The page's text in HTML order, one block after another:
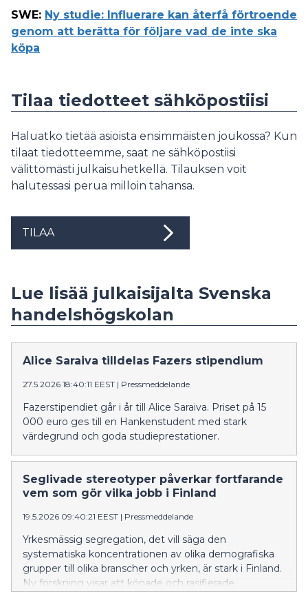
SWE: Ny studie: Influerare kan återfå förtroende
genom att berätta för följare vad de inte ska
köpa
Tilaa tiedotteet sähköpostiisi
Haluatko tietää asioista ensimmäisten joukossa? Kun
tilaat tiedotteemme, saat ne sähköpostiisi
välittömästi julkaisuhetkellä. Tilauksen voit
halutessasi perua milloin tahansa.
TILAA
Lue lisää julkaisijalta Svenska
handelshögskolan
Alice Saraiva tilldelas Fazers stipendium
27.5.2026 18:40:11 EEST | Pressmeddelande
Fazerstipendiet går i år till Alice Saraiva. Priset på 15
000 euro ges till en Hankenstudent med stark
värdegrund och goda studieprestationer.
Seglivade stereotyper påverkar fortfarande
vem som gör vilka jobb i Finland
19.5.2026 09:40:21 EEST | Pressmeddelande
Yrkesmässig segregation, det vill säga den
systematiska koncentrationen av olika demografiska
grupper till olika branscher och yrken, är stark i Finland.
Ny forskning visar att könade och rasifierade